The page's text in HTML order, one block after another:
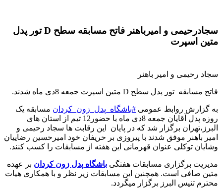
سجادرحیمی و امیرباهنر فاتح مسابقه سطح D تور پدل
متین اسپرت
سجاد رحیمی و امیر باهنر
فاتح مسابقه تور پدل سطح D متین اسپرت جمعه 8دی ماه شدند .
به گزارش روابط عمومی #باشگاه_پدل_زون_کردان مسابقه یک
روزه پدل آقایان جمعه 8دی ماه با حضور12 تیم از استان های
البرز،تهران‌ برگزار شد که در پایان این رقابت ها سجاد رحیمی و
امیر باهنر موفق شدند با پیروزی بر حریفان خود امیرحسین رضاییان
وشایان توکلی عنوان قهرمانی این هفته از مسابقات را کسب کنند.
مدیریت برگزاری مسابقات هفتگی باشگاه پدل زون کردان بر عهده
متین صافی است. همچنین این مسابقات زیر نظر و با همکاری هیات
محترم تنیس البرز برگزار میگردد.